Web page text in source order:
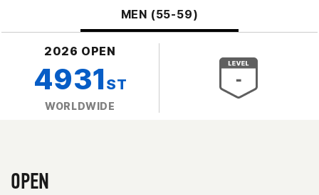
MEN (55-59)
2026 OPEN
4931 ST
WORLDWIDE
OPEN